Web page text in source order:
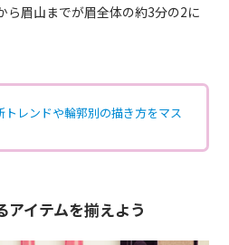
ら眉山までが眉全体の約3分の2に
レンドや輪郭別の描き方をマス
アイテムを揃えよう